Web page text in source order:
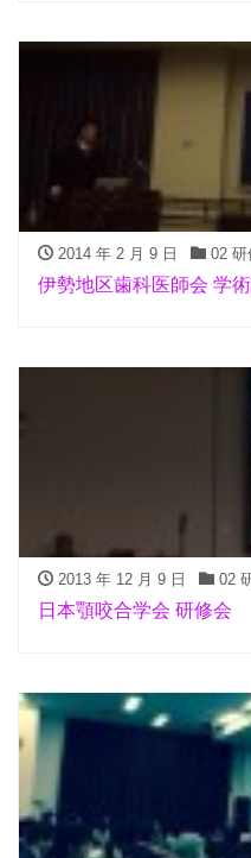
2014 年 2 月 9 日 02 研
伊勢地区歯科医師会 学
2013 年 12 月 9 日 02
日本顎咬合学会 研修会